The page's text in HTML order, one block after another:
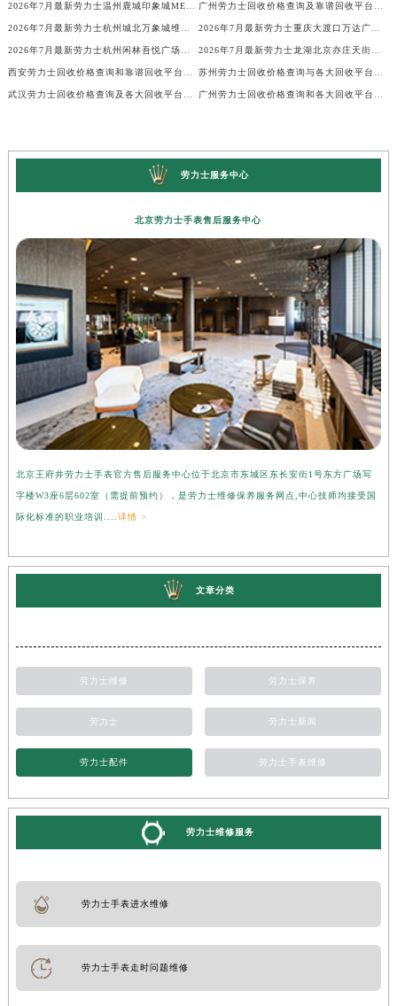
劳力士服务中心
北京劳力士手表售后服务中心
北京王府井劳力士手表官方售后服务中心位于北京市东城区东长安街1号东方广场写
字楼W3座6层602室（需提前预约），是劳力士维修保养服务网点,中心技师均接受国
际化标准的职业培训.... 详情 >
文章分类
劳力士维修 劳力士保养
劳力士 劳力士新闻
劳力士配件 劳力士手表维修
劳力士维修服务
劳力士手表进水维修
劳力士手表走时问题维修